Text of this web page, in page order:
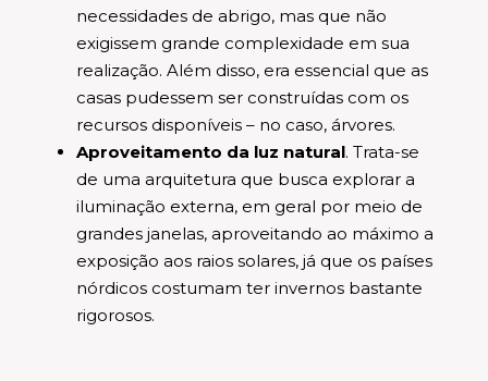
necessidades de abrigo, mas que não
exigissem grande complexidade em sua
realização. Além disso, era essencial que as
casas pudessem ser construídas com os
recursos disponíveis – no caso, árvores.
Aproveitamento da luz natural. Trata-se
de uma arquitetura que busca explorar a
iluminação externa, em geral por meio de
grandes janelas, aproveitando ao máximo a
exposição aos raios solares, já que os países
nórdicos costumam ter invernos bastante
rigorosos.